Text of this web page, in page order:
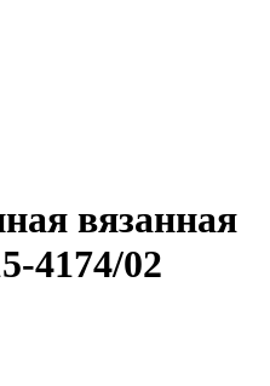
вязанная
4174/02